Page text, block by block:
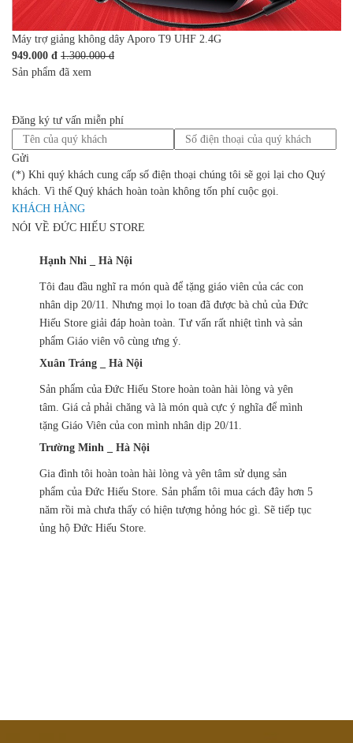
Máy trợ giảng không dây Aporo T9 UHF 2.4G
949.000 đ 1.300.000 đ
Sản phẩm đã xem
Đăng ký tư vấn miễn phí
Gửi
(*) Khi quý khách cung cấp số điện thoại chúng tôi sẽ gọi lại cho Quý
khách. Vì thế Quý khách hoàn toàn không tốn phí cuộc gọi.
KHÁCH HÀNG
NÓI VỀ ĐỨC HIẾU STORE
Hạnh Nhi _ Hà Nội
Tôi đau đầu nghĩ ra món quà để tặng giáo viên của các con
nhân dịp 20/11. Nhưng mọi lo toan đã được bà chủ của Đức
Hiếu Store giải đáp hoàn toàn. Tư vấn rất nhiệt tình và sản
phẩm Giáo viên vô cùng ưng ý.
Xuân Tráng _ Hà Nội
Sản phẩm của Đức Hiếu Store hoàn toàn hài lòng và yên
tâm. Giá cả phải chăng và là món quà cực ý nghĩa để mình
tặng Giáo Viên của con mình nhân dịp 20/11.
Trường Minh _ Hà Nội
Gia đình tôi hoàn toàn hài lòng và yên tâm sử dụng sản
phẩm của Đức Hiếu Store. Sản phẩm tôi mua cách đây hơn 5
năm rồi mà chưa thấy có hiện tượng hỏng hóc gì. Sẽ tiếp tục
ủng hộ Đức Hiếu Store.